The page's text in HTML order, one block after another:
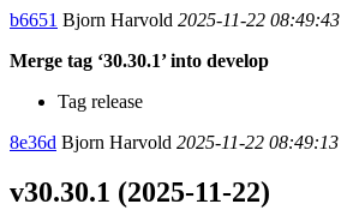
b6651 Bjorn Harvold 2025-11-22 08:49:43
Merge tag ‘30.30.1’ into develop
Tag release
8e36d Bjorn Harvold 2025-11-22 08:49:13
v30.30.1 (2025-11-22)